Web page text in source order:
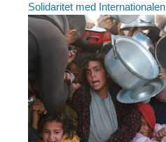
Solidaritet med Internationalen